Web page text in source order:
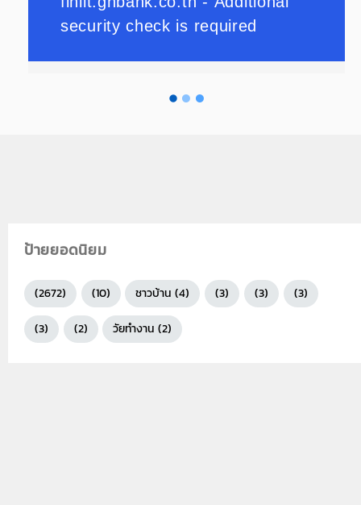
ป้ายยอดนิยม
(2672) (10) ชาวบ้าน (4) (3) (3) (3)
(3) (2) วัยทำงาน (2)